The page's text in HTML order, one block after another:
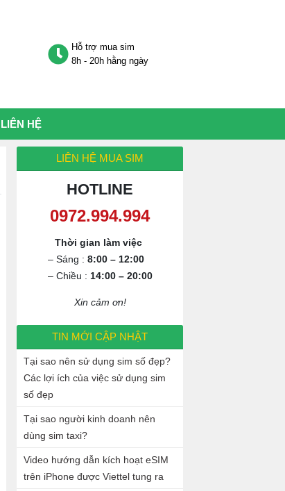
Hỗ trợ mua sim
8h - 20h hằng ngày
LIÊN HỆ
LIÊN HỆ MUA SIM
HOTLINE
0972.994.994
Thời gian làm việc
– Sáng : 8:00 – 12:00
– Chiều : 14:00 – 20:00
Xin cảm ơn!
TIN MỚI CẬP NHẬT
Tại sao nên sử dụng sim số đẹp?
Các lợi ích của việc sử dụng sim
số đẹp
Tại sao người kinh doanh nên
dùng sim taxi?
Video hướng dẫn kích hoạt eSIM
trên iPhone được Viettel tung ra